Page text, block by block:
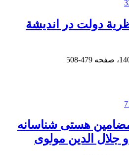
دولت در اندیشة
479-508
هستی شناسانه
و جلال الدین مولوی